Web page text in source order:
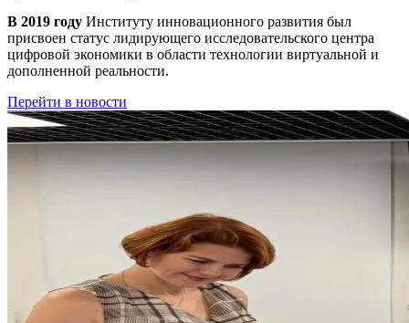
В 2019 году Институту инновационного развития был
присвоен статус лидирующего исследовательского центра
цифровой экономики в области технологии виртуальной и
дополненной реальности.
Перейти в новости